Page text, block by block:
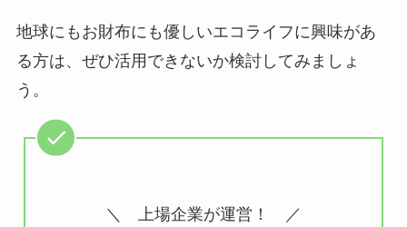
地球にもお財布にも優しいエコライフに興味があ
る方は、ぜひ活用できないか検討してみましょ
う。
＼ 上場企業が運営！ ／